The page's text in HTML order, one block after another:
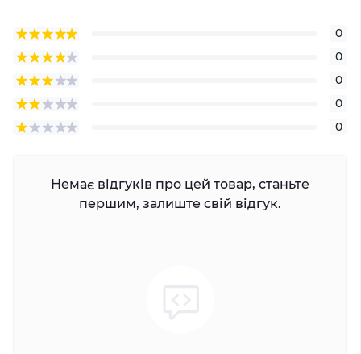
0
0
0
0
0
Немає відгуків про цей товар, станьте
першим, залиште свій відгук.